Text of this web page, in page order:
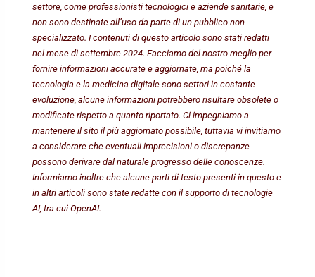
settore, come professionisti tecnologici e aziende sanitarie, e
non sono destinate all’uso da parte di un pubblico non
specializzato. I contenuti di questo articolo sono stati redatti
nel mese di settembre 2024. Facciamo del nostro meglio per
fornire informazioni accurate e aggiornate, ma poiché la
tecnologia e la medicina digitale sono settori in costante
evoluzione, alcune informazioni potrebbero risultare obsolete o
modificate rispetto a quanto riportato. Ci impegniamo a
mantenere il sito il più aggiornato possibile, tuttavia vi invitiamo
a considerare che eventuali imprecisioni o discrepanze
possono derivare dal naturale progresso delle conoscenze.
Informiamo inoltre che alcune parti di testo presenti in questo e
in altri articoli sono state redatte con il supporto di tecnologie
AI, tra cui OpenAI.